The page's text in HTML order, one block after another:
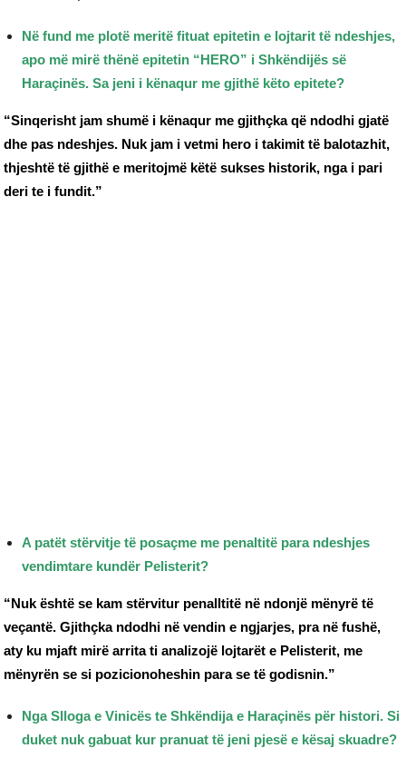
Në fund me plotë meritë fituat epitetin e lojtarit të ndeshjes,
apo më mirë thënë epitetin “HERO” i Shkëndijës së
Haraçinës. Sa jeni i kënaqur me gjithë këto epitete?
“Sinqerisht jam shumë i kënaqur me gjithçka që ndodhi gjatë
dhe pas ndeshjes. Nuk jam i vetmi hero i takimit të balotazhit,
thjeshtë të gjithë e meritojmë këtë sukses historik, nga i pari
deri te i fundit.”
A patët stërvitje të posaçme me penaltitë para ndeshjes
vendimtare kundër Pelisterit?
“Nuk është se kam stërvitur penalltitë në ndonjë mënyrë të
veçantë. Gjithçka ndodhi në vendin e ngjarjes, pra në fushë,
aty ku mjaft mirë arrita ti analizojë lojtarët e Pelisterit, me
mënyrën se si pozicionoheshin para se të godisnin.”
Nga Slloga e Vinicës te Shkëndija e Haraçinës për histori. Si
duket nuk gabuat kur pranuat të jeni pjesë e kësaj skuadre?